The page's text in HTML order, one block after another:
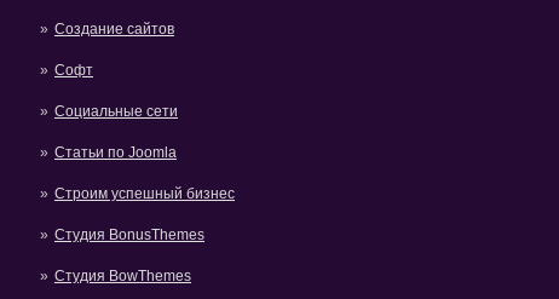
Создание сайтов
Софт
Социальные сети
Статьи по Joomla
Строим успешный бизнес
Студия BonusThemes
Студия BowThemes